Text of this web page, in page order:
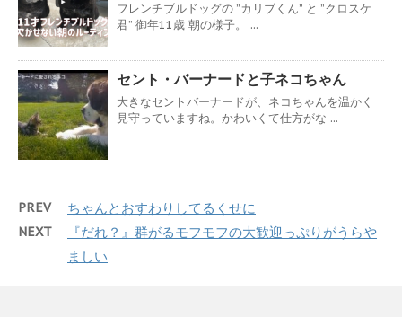
フレンチブルドッグの ”カリブくん” と ”クロスケ
君” 御年11歳 朝の様子。 ...
セント・バーナードと子ネコちゃん
大きなセントバーナードが、ネコちゃんを温かく
見守っていますね。かわいくて仕方がな ...
PREV ちゃんとおすわりしてるくせに
NEXT
『だれ？』群がるモフモフの大歓迎っぷりがうらや
ましい